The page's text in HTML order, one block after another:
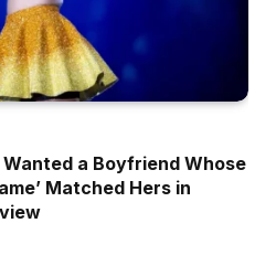
a Boyfriend Whose
Matched Hers in